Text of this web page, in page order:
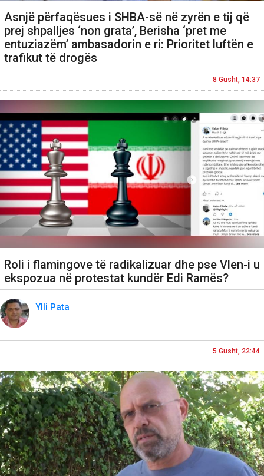
Asnjë përfaqësues i SHBA-së në zyrën e tij që
prej shpalljes ‘non grata’, Berisha ‘pret me
entuziazëm’ ambasadorin e ri: Prioritet luftën e
trafikut të drogës
8 Gusht, 14:37
Roli i flamingove të radikalizuar dhe pse Vlen-i u
ekspozua në protestat kundër Edi Ramës?
Ylli Pata
5 Gusht, 22:44